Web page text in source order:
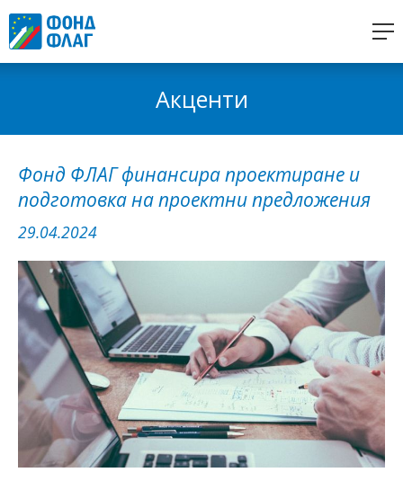
Акценти
Фонд ФЛАГ финансира проектиране и
подготовка на проектни предложения
29.04.2024